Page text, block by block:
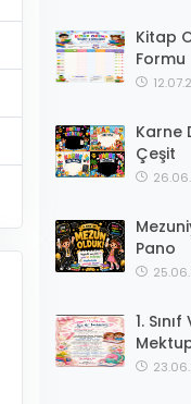
Kitap
Formu
Karne
Çeşit
Pano
1.